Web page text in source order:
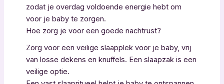
zodat je overdag voldoende energie hebt om
voor je baby te zorgen.
Hoe zorg je voor een goede nachtrust?
Zorg voor een veilige slaapplek voor je baby, vrij
van losse dekens en knuffels. Een slaapzak is een
veilige optie.